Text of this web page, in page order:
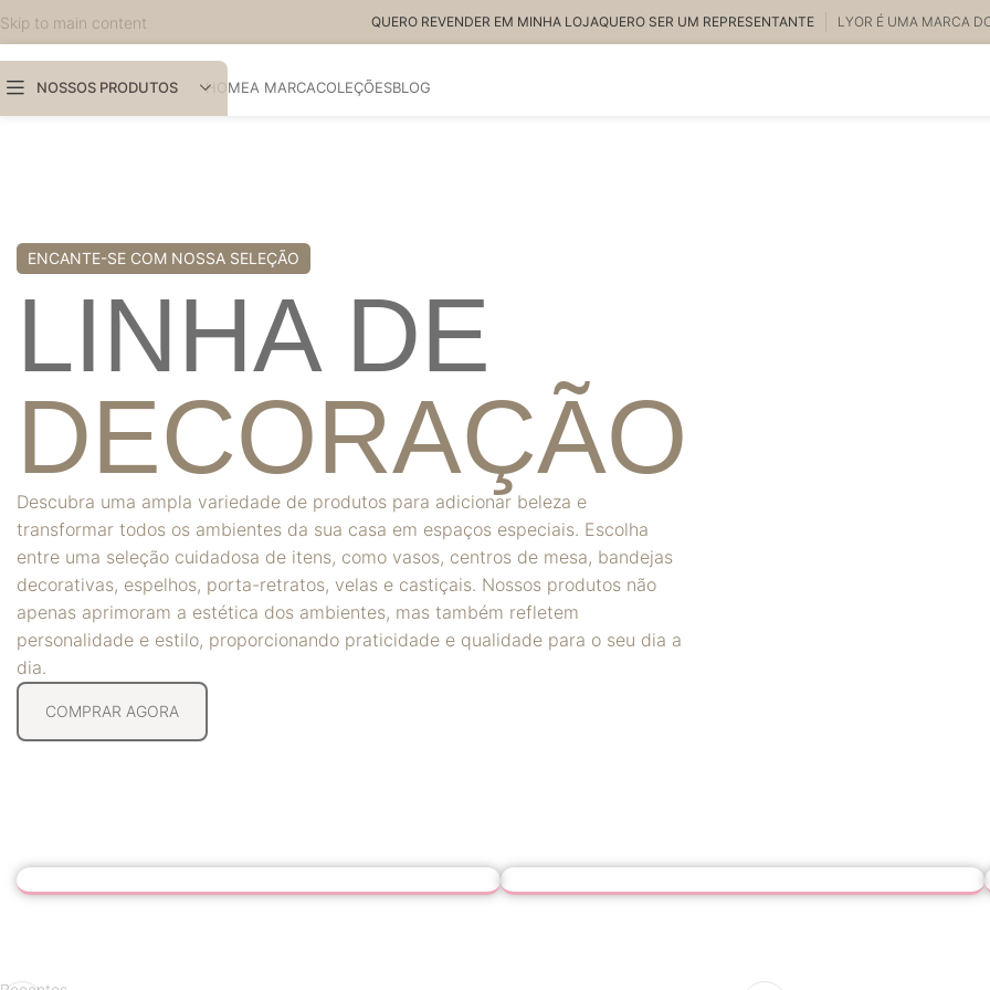
Skip to main content QUERO REVENDER EM MINHA LOJAQUERO SER UM REPRESENTANTE LYOR É UMA MARCA
NOSSOS PRODUTOS HOMEA MARCACOLEÇÕESBLOG
ENCANTE-SE COM NOSSA SELEÇÃO
LINHA DE
DECORAÇÃO
Descubra uma ampla variedade de produtos para adicionar beleza e
transformar todos os ambientes da sua casa em espaços especiais. Escolha
entre uma seleção cuidadosa de itens, como vasos, centros de mesa, bandejas
decorativas, espelhos, porta-retratos, velas e castiçais. Nossos produtos não
apenas aprimoram a estética dos ambientes, mas também refletem
personalidade e estilo, proporcionando praticidade e qualidade para o seu dia a
dia.
COMPRAR AGORA